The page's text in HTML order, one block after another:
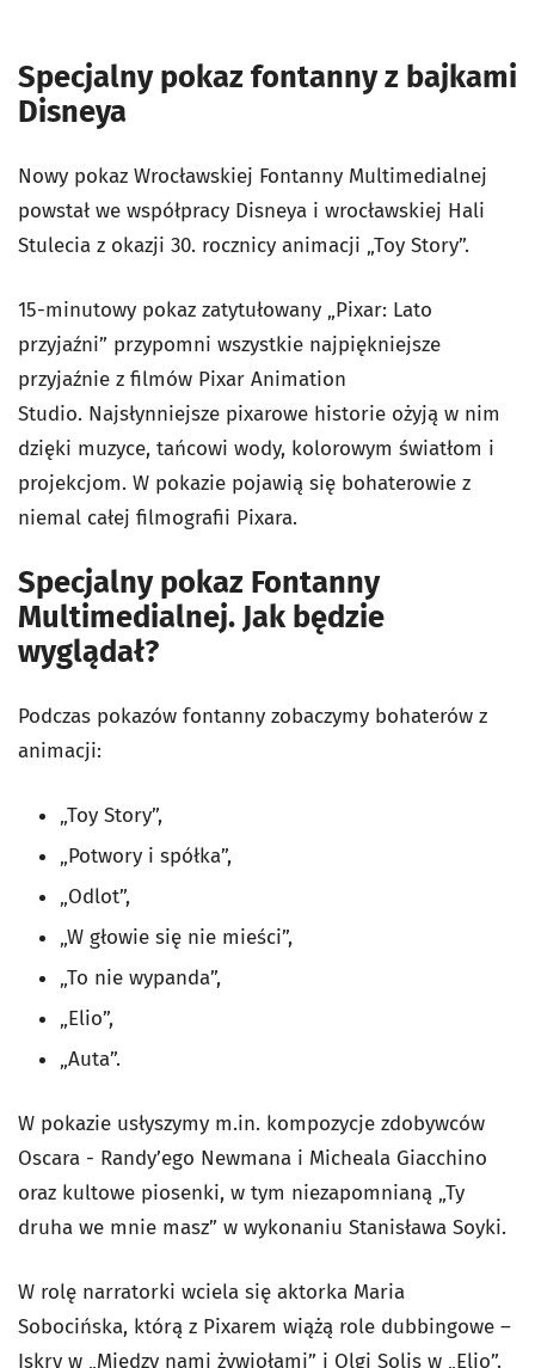
Specjalny pokaz fontanny z bajkami
Disneya
Nowy pokaz Wrocławskiej Fontanny Multimedialnej
powstał we współpracy Disneya i wrocławskiej Hali
Stulecia z okazji 30. rocznicy animacji „Toy Story”.
15-minutowy pokaz zatytułowany „Pixar: Lato
przyjaźni” przypomni wszystkie najpiękniejsze
przyjaźnie z filmów Pixar Animation
Studio. Najsłynniejsze pixarowe historie ożyją w nim
dzięki muzyce, tańcowi wody, kolorowym światłom i
projekcjom. W pokazie pojawią się bohaterowie z
niemal całej filmografii Pixara.
Specjalny pokaz Fontanny
Multimedialnej. Jak będzie
wyglądał?
Podczas pokazów fontanny zobaczymy bohaterów z
animacji:
„Toy Story”,
„Potwory i spółka”,
„Odlot”,
„W głowie się nie mieści”,
„To nie wypanda”,
„Elio”,
„Auta”.
W pokazie usłyszymy m.in. kompozycje zdobywców
Oscara - Randy’ego Newmana i Micheala Giacchino
oraz kultowe piosenki, w tym niezapomnianą „Ty
druha we mnie masz” w wykonaniu Stanisława Soyki.
W rolę narratorki wciela się aktorka Maria
Sobocińska, którą z Pixarem wiążą role dubbingowe –
Iskry w „Między nami żywiołami” i Olgi Solis w „Elio”.